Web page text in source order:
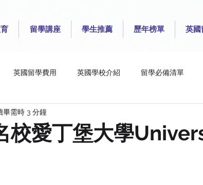
留學講座 學生推薦 歷年榜單 英國
英國留學費用 英國學校介紹 留學必備清單
London School of Economics and Poli
the Creative Arts
校愛丁堡大學
畢需時 3 分鐘